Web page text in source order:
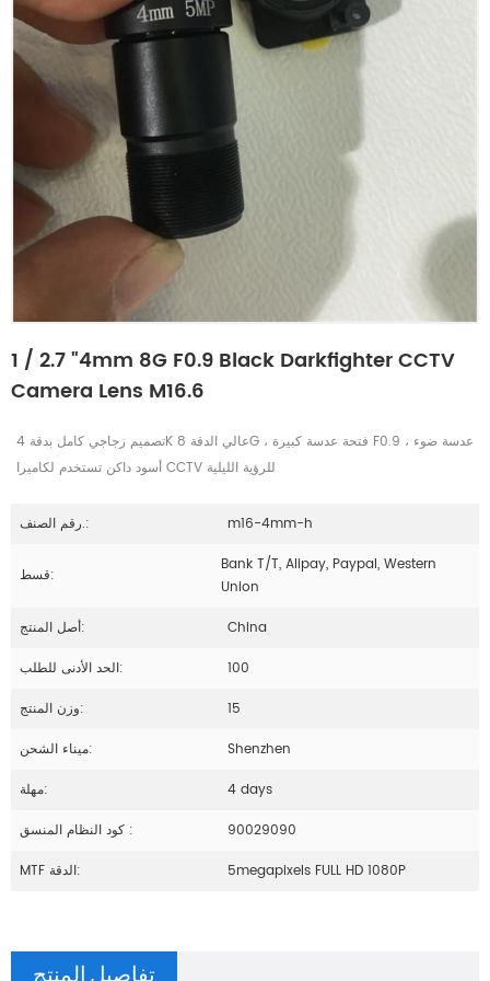
1 / 2.7 "4mm 8G F0.9 Black Darkfighter CCTV
Camera Lens M16.6
تصميم زجاجي كامل بدقة 4K عالي الدقة 8G ، فتحة عدسة كبيرة F0.9 ، عدسة ضوء
أسود داكن تستخدم لكاميرا CCTV للرؤية الليلية
رقم الصنف.: m16-4mm-h
قسط:
Bank T/T, Alipay, Paypal, Western
Union
أصل المنتج:
China
الحد الأدنى للطلب:
100
وزن المنتج:
15
ميناء الشحن:
Shenzhen
مهلة:
4 days
كود النظام المنسق :
90029090
MTF الدقة:
5megapixels FULL HD 1080P
تفاصيل المنتج